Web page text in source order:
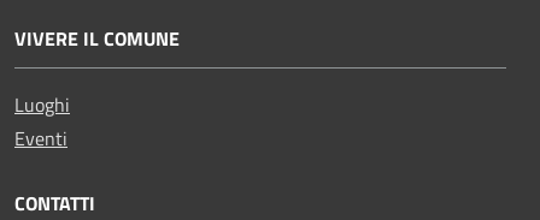
VIVERE IL COMUNE
Luoghi
Eventi
CONTATTI